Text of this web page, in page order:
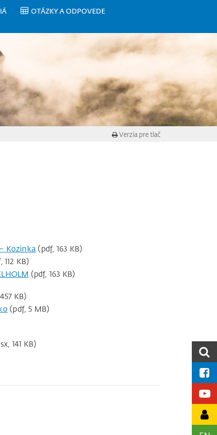
OTÁZKY A ODPOVEDE
Verzia pre tlač
Kozinka (pdf, 163 KB)
KB)
(pdf, 163 KB)
KB)
(pdf, 5 MB)
141 KB)